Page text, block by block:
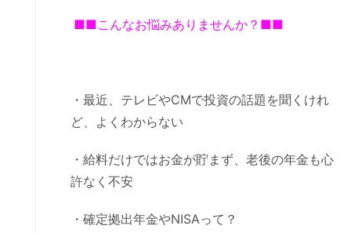
■■こんなお悩みありませんか？■■
・最近、テレビやCMで投資の話題を聞くけれ
ど、よくわからない
・給料だけではお金が貯まず、老後の年金も心
許なく不安
・確定拠出年金やNISAって？